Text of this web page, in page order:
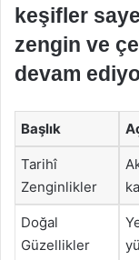
keşifler
zengin ve
devam
Başlık
Tarihî
Zenginlikler
Doğal
Güzellikler